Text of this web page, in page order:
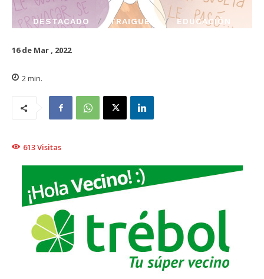
DESTACADO TRAIGUÉN EDUCACIÓN
16 de Mar , 2022
2 min.
613Visitas